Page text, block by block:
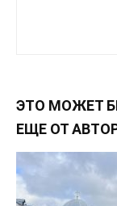
ЭТО МОЖЕТ
ЕЩЕ ОТ